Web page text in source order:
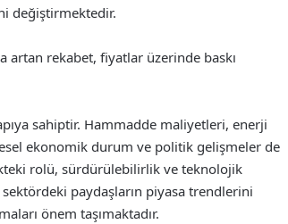
değiştirmektedir.
artan rekabet, fiyatlar üzerinde baskı
sahiptir. Hammadde maliyetleri, enerji
ekonomik durum ve politik gelişmeler de
rolü, sürdürülebilirlik ve teknolojik
paydaşların piyasa trendlerini
önem taşımaktadır.